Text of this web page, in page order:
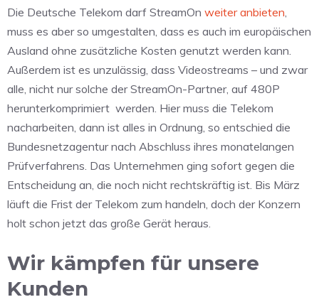
Die Deutsche Telekom darf StreamOn weiter anbieten,
muss es aber so umgestalten, dass es auch im europäischen
Ausland ohne zusätzliche Kosten genutzt werden kann.
Außerdem ist es unzulässig, dass Videostreams – und zwar
alle, nicht nur solche der StreamOn-Partner, auf 480P
herunterkomprimiert werden. Hier muss die Telekom
nacharbeiten, dann ist alles in Ordnung, so entschied die
Bundesnetzagentur nach Abschluss ihres monatelangen
Prüfverfahrens. Das Unternehmen ging sofort gegen die
Entscheidung an, die noch nicht rechtskräftig ist. Bis März
läuft die Frist der Telekom zum handeln, doch der Konzern
holt schon jetzt das große Gerät heraus.
Wir kämpfen für unsere
Kunden